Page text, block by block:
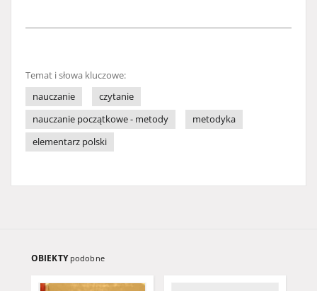
Temat i słowa kluczowe:
nauczanie
czytanie
nauczanie początkowe - metody
metodyka
elementarz polski
OBIEKTY podobne